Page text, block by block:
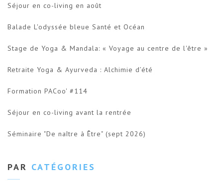
Séjour en co-living en août
Balade L'odyssée bleue Santé et Océan
Stage de Yoga & Mandala: « Voyage au centre de l'être »
Retraite Yoga & Ayurveda : Alchimie d’été
Formation PACoo' #114
Séjour en co-living avant la rentrée
Séminaire "De naître à Être" (sept 2026)
PAR CATÉGORIES